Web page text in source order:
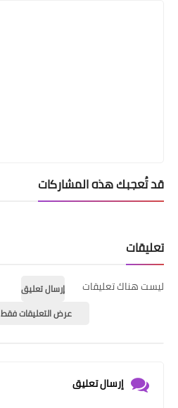
قد تُعجبك هذه المشاركات
تعليقات
ليست هناك تعليقات
إرسال تعليق
عرض التعليقات فقط
إرسال تعليق